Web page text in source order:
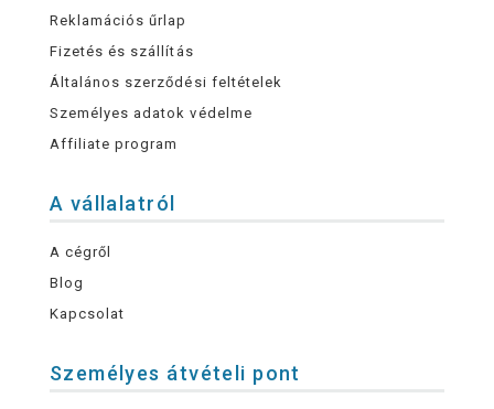
Reklamációs űrlap
Fizetés és szállítás
Általános szerződési feltételek
Személyes adatok védelme
Affiliate program
A vállalatról
A cégről
Blog
Kapcsolat
Személyes átvételi pont